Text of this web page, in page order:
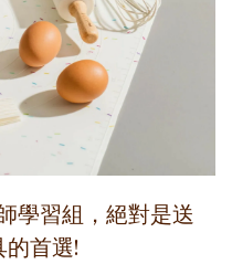
學習組，絕對是送
的首選!